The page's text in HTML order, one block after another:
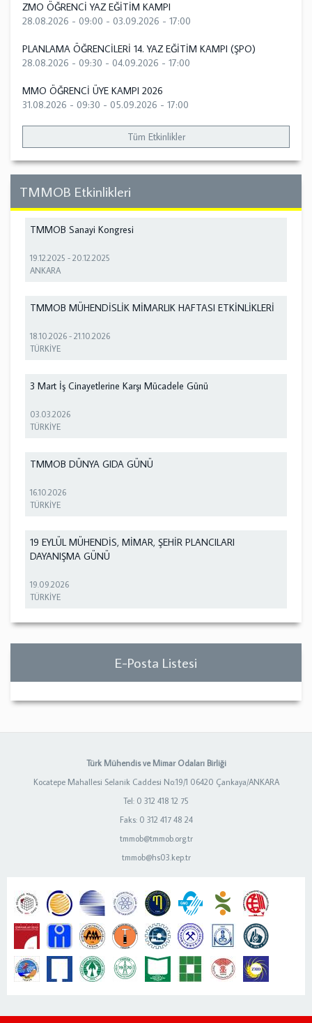
ZMO ÖĞRENCİ YAZ EĞİTİM KAMPI
28.08.2026 - 09:00 - 03.09.2026 - 17:00
PLANLAMA ÖĞRENCİLERİ 14. YAZ EĞİTİM KAMPI (ŞPO)
28.08.2026 - 09:30 - 04.09.2026 - 17:00
MMO ÖĞRENCİ ÜYE KAMPI 2026
31.08.2026 - 09:30 - 05.09.2026 - 17:00
Tüm Etkinlikler
TMMOB Etkinlikleri
TMMOB Sanayi Kongresi
19.12.2025 -20.12.2025
ANKARA
TMMOB MÜHENDİSLİK MİMARLIK HAFTASI ETKİNLİKLERİ
18.10.2026 -21.10.2026
TÜRKİYE
3 Mart İş Cinayetlerine Karşı Mücadele Günü
03.03.2026
TÜRKİYE
TMMOB DÜNYA GIDA GÜNÜ
16.10.2026
TÜRKİYE
19 EYLÜL MÜHENDİS, MİMAR, ŞEHİR PLANCILARI
DAYANIŞMA GÜNÜ
19.09.2026
TÜRKİYE
E-Posta Listesi
Türk Mühendis ve Mimar Odaları Birliği
Kocatepe Mahallesi Selanik Caddesi No:19/1 06420 Çankaya/ANKARA
Tel: 0 312 418 12 75
Faks: 0 312 417 48 24
tmmob@tmmob.org.tr
tmmob@hs03.kep.tr